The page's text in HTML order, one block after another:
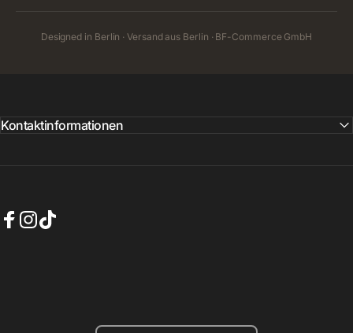
Designed in Berlin · Versand aus Berlin · BF-Commerce GmbH
Kontaktinformationen